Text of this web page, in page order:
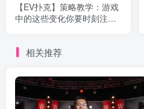
【EV扑克】策略教学：游戏
中的这些变化你要时刻注
相关推荐